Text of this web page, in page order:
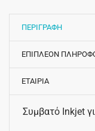
ΠΕΡΙΓΡΑΦΗ
ΕΠΙΠΛΕΟΝ
ΕΤΑΙΡΙΑ
Συμβατό Inkjet